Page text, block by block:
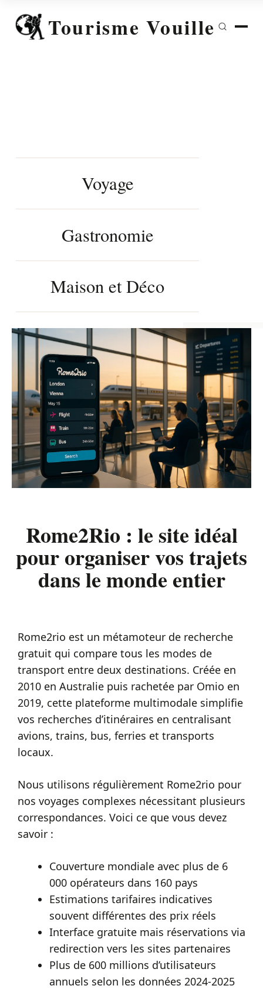
Tourisme Vouille
FERMER
Voyage
Gastronomie
Maison et Déco
Aller
contenu
Rome2Rio : le site idéal
pour organiser vos trajets
dans le monde entier
Rome2rio est un métamoteur de recherche
gratuit qui compare tous les modes de
transport entre deux destinations. Créée en
2010 en Australie puis rachetée par Omio en
2019, cette plateforme multimodale simplifie
vos recherches d’itinéraires en centralisant
avions, trains, bus, ferries et transports
locaux.
Nous utilisons régulièrement Rome2rio pour
nos voyages complexes nécessitant plusieurs
correspondances. Voici ce que vous devez
savoir :
Couverture mondiale avec plus de 6
000 opérateurs dans 160 pays
Estimations tarifaires indicatives
souvent différentes des prix réels
Interface gratuite mais réservations via
redirection vers les sites partenaires
Plus de 600 millions d’utilisateurs
annuels selon les données 2024-2025